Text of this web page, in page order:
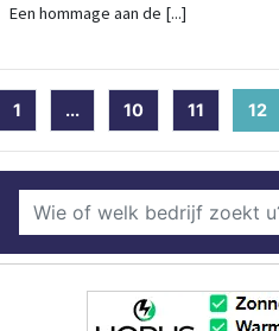
Een hommage aan de [...]
1 ... 10 11 12